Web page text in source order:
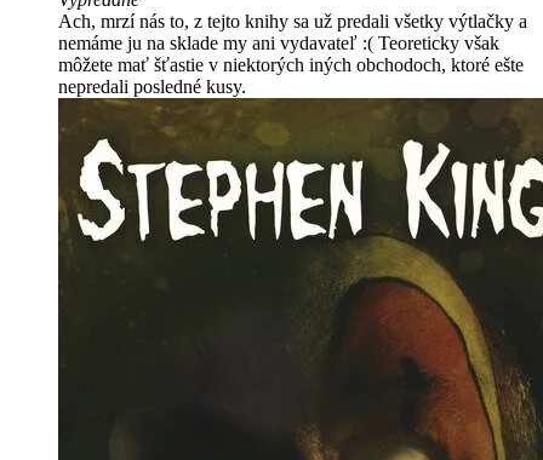
Ach, mrzí nás to, z tejto knihy sa už predali všetky výtlačky a
nemáme ju na sklade my ani vydavateľ :( Teoreticky však
môžete mať šťastie v niektorých iných obchodoch, ktoré ešte
nepredali posledné kusy.